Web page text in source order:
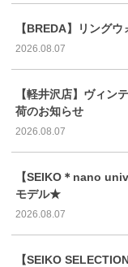
【BREDA】リング
2026.08.07
【軽井沢店】ヴィ
荷のお知らせ
2026.08.07
【SEIKO＊nano
モデル★
2026.08.07
【SEIKO